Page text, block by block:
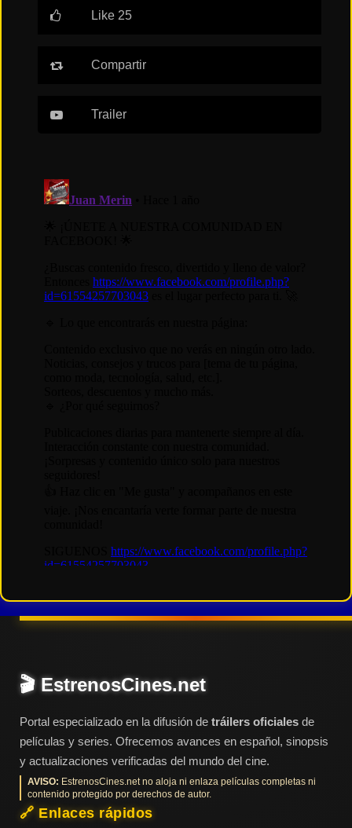
tráilers
Like 25
Compartir
Trailer
🎬 EstrenosCines.net
Portal especializado en la difusión de tráilers oficiales de
películas y series. Ofrecemos avances en español, sinopsis
y actualizaciones verificadas del mundo del cine.
AVISO: EstrenosCines.net no aloja ni enlaza películas completas ni
contenido protegido por derechos de autor.
🔗 Enlaces rápidos